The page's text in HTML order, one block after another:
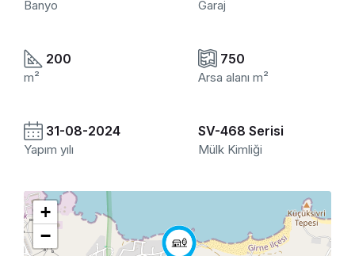
Banyo Garaj
200
m²
750
Arsa alanı m²
31-08-2024
Yapım yılı
SV-468 Serisi
Mülk Kimliği
+
−